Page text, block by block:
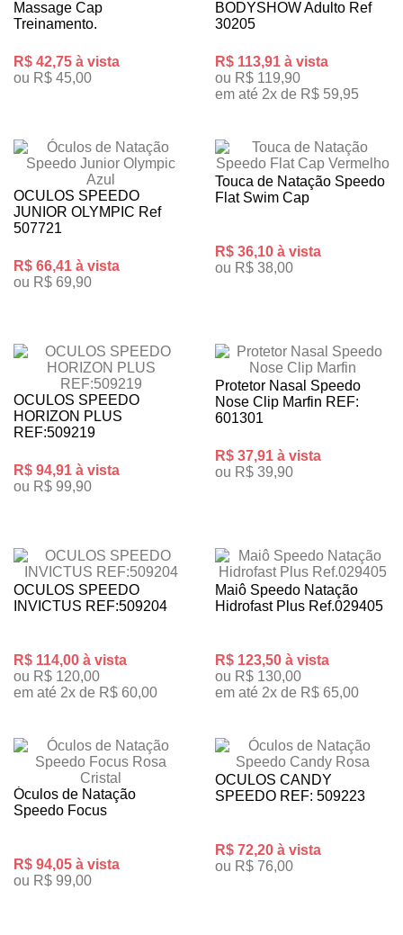
Massage Cap
Treinamento.
R$ 42,75 à vista
ou R$ 45,00
BODYSHOW Adulto Ref
30205
R$ 113,91 à vista
ou R$ 119,90
em até 2x de R$ 59,95
OCULOS SPEEDO
JUNIOR OLYMPIC Ref
507721
R$ 66,41 à vista
ou R$ 69,90
Touca de Natação Speedo
Flat Swim Cap
R$ 36,10 à vista
ou R$ 38,00
OCULOS SPEEDO
HORIZON PLUS
REF:509219
R$ 94,91 à vista
ou R$ 99,90
Protetor Nasal Speedo
Nose Clip Marfin REF:
601301
R$ 37,91 à vista
ou R$ 39,90
OCULOS SPEEDO
INVICTUS REF:509204
R$ 114,00 à vista
ou R$ 120,00
em até 2x de R$ 60,00
Maiô Speedo Natação
Hidrofast Plus Ref.029405
R$ 123,50 à vista
ou R$ 130,00
em até 2x de R$ 65,00
Óculos de Natação
Speedo Focus
R$ 94,05 à vista
ou R$ 99,00
OCULOS CANDY
SPEEDO REF: 509223
R$ 72,20 à vista
ou R$ 76,00